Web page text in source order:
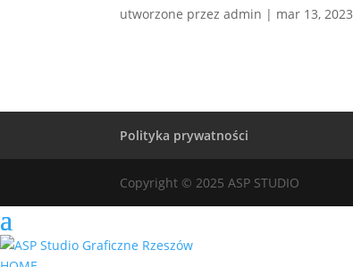
utworzone przezadmin | mar 13, 2023
Polityka prywatności
Copyright © 2025 ASP STUDIO